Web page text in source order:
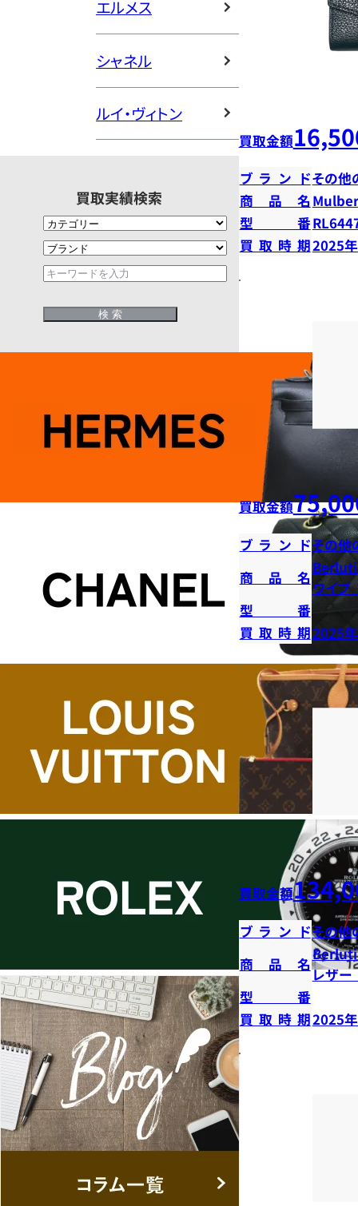
エルメス
シャネル
ルイ・ヴィトン
買取実績検索
買取金額
ブランドその他
商品名
型番
買取時期2025
買取金額
ブランドその他
商品名
Berluti
ワイ
型番
買取時期2025
買取金額
ブランドその他
商品名
Berluti
レザー
型番
買取時期2025